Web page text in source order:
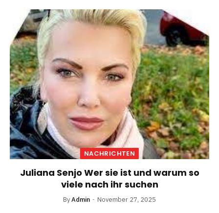
NACHRICHTEN
Juliana Senjo Wer sie ist und warum so
viele nach ihr suchen
ByAdmin November 27, 2025